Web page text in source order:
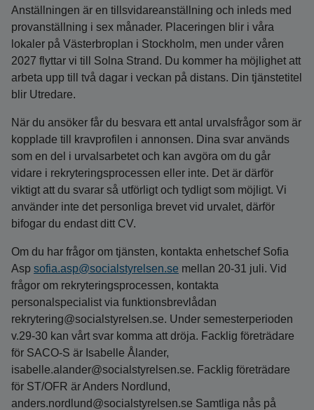
Anställningen är en tillsvidareanställning och inleds med
provanställning i sex månader. Placeringen blir i våra
lokaler på Västerbroplan i Stockholm, men under våren
2027 flyttar vi till Solna Strand. Du kommer ha möjlighet att
arbeta upp till två dagar i veckan på distans. Din tjänstetitel
blir Utredare.
När du ansöker får du besvara ett antal urvalsfrågor som är
kopplade till kravprofilen i annonsen. Dina svar används
som en del i urvalsarbetet och kan avgöra om du går
vidare i rekryteringsprocessen eller inte. Det är därför
viktigt att du svarar så utförligt och tydligt som möjligt. Vi
använder inte det personliga brevet vid urvalet, därför
bifogar du endast ditt CV.
Om du har frågor om tjänsten, kontakta enhetschef Sofia
Asp sofia.asp@socialstyrelsen.se mellan 20-31 juli. Vid
frågor om rekryteringsprocessen, kontakta
personalspecialist via funktionsbrevlådan
rekrytering@socialstyrelsen.se. Under semesterperioden
v.29-30 kan vårt svar komma att dröja. Facklig företrädare
för SACO-S är Isabelle Ålander,
isabelle.alander@socialstyrelsen.se. Facklig företrädare
för ST/OFR är Anders Nordlund,
anders.nordlund@socialstyrelsen.se Samtliga nås på